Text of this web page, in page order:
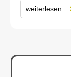
weiterlesen